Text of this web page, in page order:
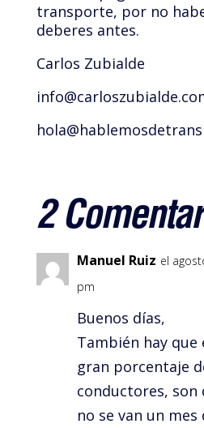
transporte, por no
deberes antes.
Carlos Zubialde
2
Manuel Ruiz el
pm
Buenos días,
También hay
gran porcentaje
conductores, son
no se van un mes